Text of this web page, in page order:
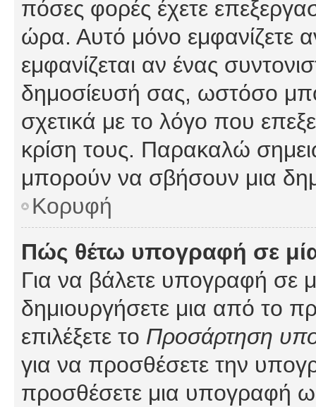
πόσες φορές έχετε
ώρα. Αυτό μόνο εμφανίζετε
εμφανίζεται αν ένας
δημοσίευσή σας, ωστόσο
σχετικά με το λόγο που
κρίση τους. Παρακαλώ
μπορούν να σβήσουν μια
Κορυφή
Πώς θέτω υπογραφή σε
Για να βάλετε υπογραφή σε
δημιουργήσετε μια από το
επιλέξετε το Προσάρτηση
για να προσθέσετε την
προσθέσετε μια υπογραφή